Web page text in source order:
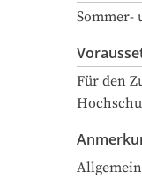
Sommer-
Für den